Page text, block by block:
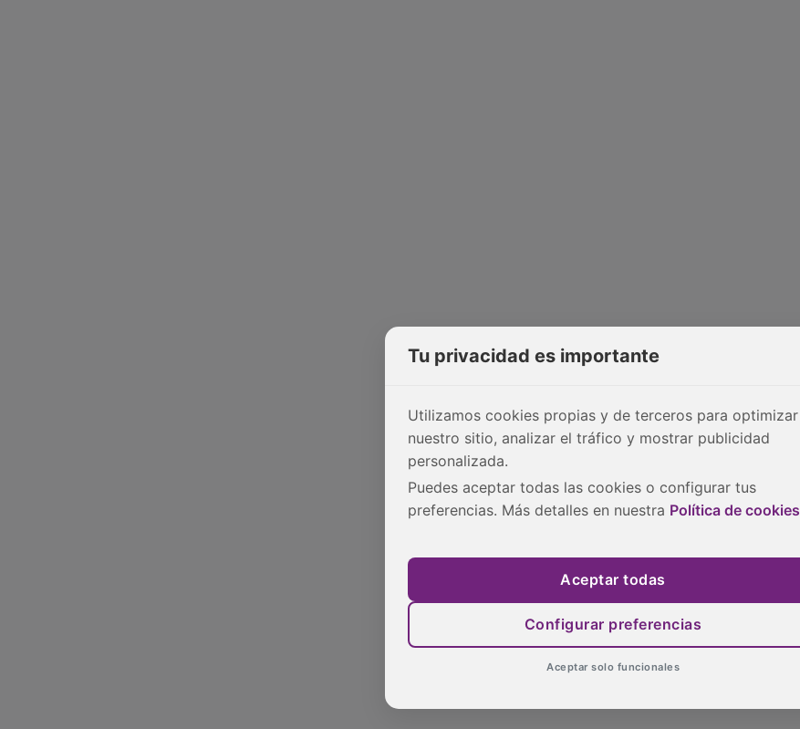
Tu privacidad es importante
Utilizamos cookies propias y de terceros para optimizar
nuestro sitio, analizar el tráfico y mostrar publicidad
personalizada.
Puedes aceptar todas las cookies o configurar tus
preferencias. Más detalles en nuestra Política de cookies
Aceptar todas
Configurar preferencias
Aceptar solo funcionales